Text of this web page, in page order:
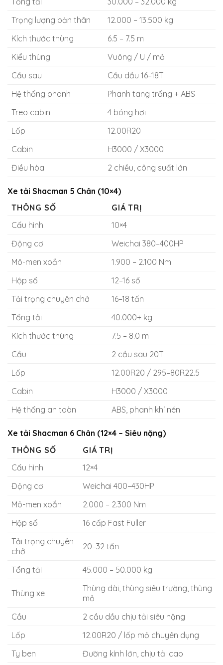
Trọng lượng bản thân
12.000 – 13.500 kg
Kích thước thùng
6.5 – 7.5 m
Kiểu thùng
Vuông / U / mỏ
Cầu sau
Cầu dầu 16–18T
Hệ thống phanh
Phanh tang trống + ABS
Treo cabin
4 bóng hơi
Lốp
12.00R20
Cabin
H3000 / X3000
Điều hòa
2 chiều, công suất lớn
Xe tải Shacman 5 Chân (10×4)
THÔNG SỐ
GIÁ TRỊ
Cấu hình
10×4
Động cơ
Weichai 380–400HP
Mô-men xoắn
1.900 – 2.100 Nm
Hộp số
12–16 số
Tải trọng chuyên chở
16–18 tấn
Tổng tải
40.000+ kg
Kích thước thùng
7.5 – 8.0 m
Cầu
2 cầu sau 20T
Lốp
12.00R20 / 295–80R22.5
Cabin
H3000 / X3000
Hệ thống an toàn
ABS, phanh khí nén
Xe tải Shacman 6 Chân (12×4 – Siêu nặng)
THÔNG SỐ
GIÁ TRỊ
Cấu hình
12×4
Động cơ
Weichai 400–430HP
Mô-men xoắn
2.000 – 2.300 Nm
Hộp số
16 cấp Fast Fuller
Tải trọng chuyên
chở
20–32 tấn
Tổng tải 45.000 – 50.000 kg
Thùng xe
Thùng dài, thùng siêu trường, thùng
mỏ
Cầu
2 cầu dầu chịu tải siêu nặng
Lốp
12.00R20 / lốp mỏ chuyên dụng
Ty ben
Đường kính lớn, chịu tải cao